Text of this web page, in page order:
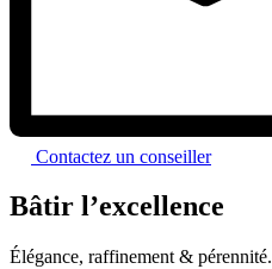
Contactez un conseiller
Bâtir l’excellence
Élégance, raffinement & pérennité.